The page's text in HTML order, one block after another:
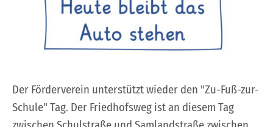
Der Förderverein unterstützt wieder den "Zu-Fuß-zur-
Schule" Tag. Der Friedhofsweg ist an diesem Tag